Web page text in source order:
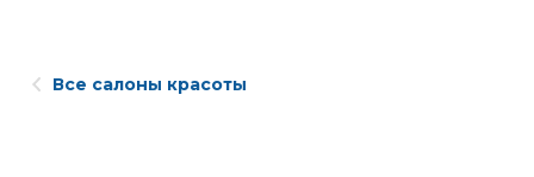
Все салоны красоты